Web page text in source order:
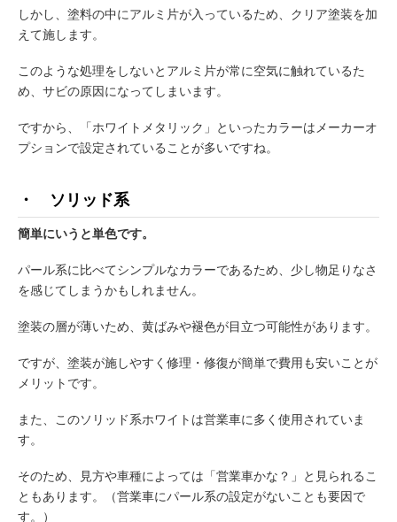
しかし、塗料の中にアルミ片が入っているため、クリア塗装を加
えて施します。
このような処理をしないとアルミ片が常に空気に触れているた
め、サビの原因になってしまいます。
ですから、「ホワイトメタリック」といったカラーはメーカーオ
プションで設定されていることが多いですね。
・ ソリッド系
簡単にいうと単色です。
パール系に比べてシンプルなカラーであるため、少し物足りなさ
を感じてしまうかもしれません。
塗装の層が薄いため、黄ばみや褪色が目立つ可能性があります。
ですが、塗装が施しやすく修理・修復が簡単で費用も安いことが
メリットです。
また、このソリッド系ホワイトは営業車に多く使用されていま
す。
そのため、見方や車種によっては「営業車かな？」と見られるこ
ともあります。（営業車にパール系の設定がないことも要因で
す。）